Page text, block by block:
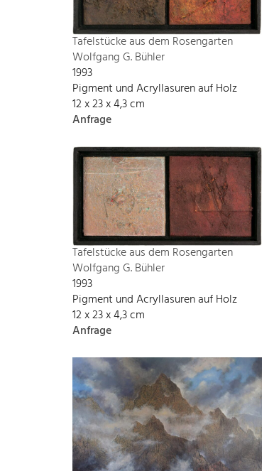
Tafelstücke aus dem Rosengarten
Wolfgang G. Bühler
1993
Pigment und Acryllasuren auf Holz
12 x 23 x 4,3 cm
Anfrage
Tafelstücke aus dem Rosengarten
Wolfgang G. Bühler
1993
Pigment und Acryllasuren auf Holz
12 x 23 x 4,3 cm
Anfrage